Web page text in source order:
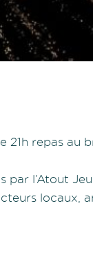
21h repas au
par l’Atout
locaux,